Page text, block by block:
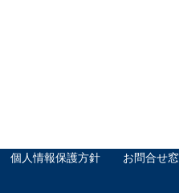
個人情報保護方針 お問合せ